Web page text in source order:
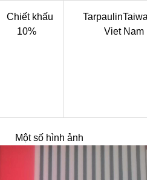
Chiết khấu
10%
TarpaulinTaiwan
Viet Nam
Một số hình ảnh